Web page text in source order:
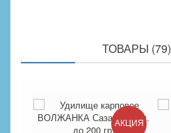
ТОВАРЫ (79)
АКЦИЯ